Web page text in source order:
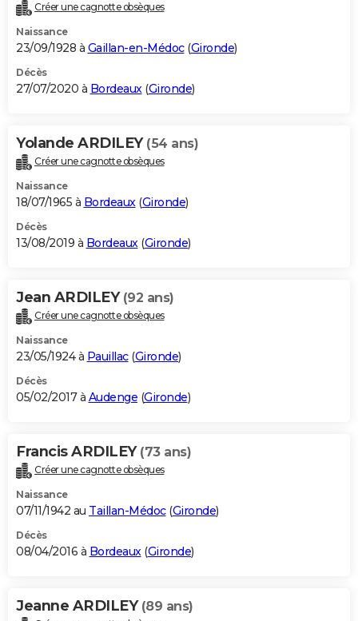
Créer une cagnotte obsèques
Naissance
23/09/1928 à Gaillan-en-Médoc(Gironde)
Décès
27/07/2020 à Bordeaux(Gironde)
Yolande ARDILEY (54 ans)
Créer une cagnotte obsèques
Naissance
18/07/1965 à Bordeaux(Gironde)
Décès
13/08/2019 à Bordeaux(Gironde)
Jean ARDILEY (92 ans)
Créer une cagnotte obsèques
Naissance
23/05/1924 à Pauillac(Gironde)
Décès
05/02/2017 à Audenge (Gironde)
Francis ARDILEY (73 ans)
Créer une cagnotte obsèques
Naissance
07/11/1942 au Taillan-Médoc(Gironde)
Décès
08/04/2016 à Bordeaux(Gironde)
Jeanne ARDILEY (89 ans)